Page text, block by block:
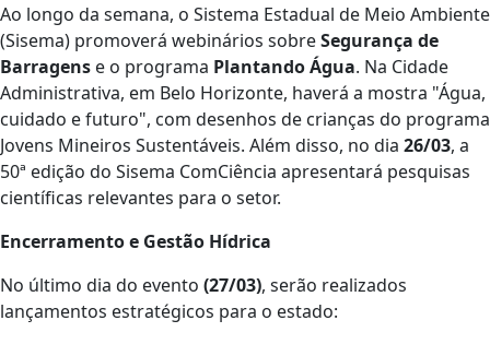
Ao longo da semana, o Sistema Estadual de Meio Ambiente
(Sisema) promoverá webinários sobreSegurança de
Barragens e o programa Plantando Água. Na Cidade
Administrativa, em Belo Horizonte, haverá a mostra "Água,
cuidado e futuro", com desenhos de crianças do programa
Jovens Mineiros Sustentáveis. Além disso, no dia 26/03, a
50ª edição do Sisema ComCiência apresentará pesquisas
científicas relevantes para o setor.
Encerramento e Gestão Hídrica
No último dia do evento (27/03), serão realizados
lançamentos estratégicos para o estado: